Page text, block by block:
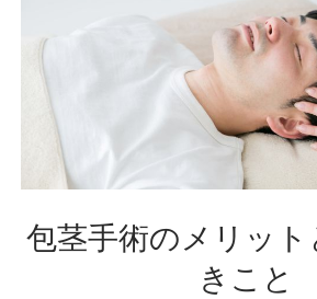
包茎手術のメリッ
きこと